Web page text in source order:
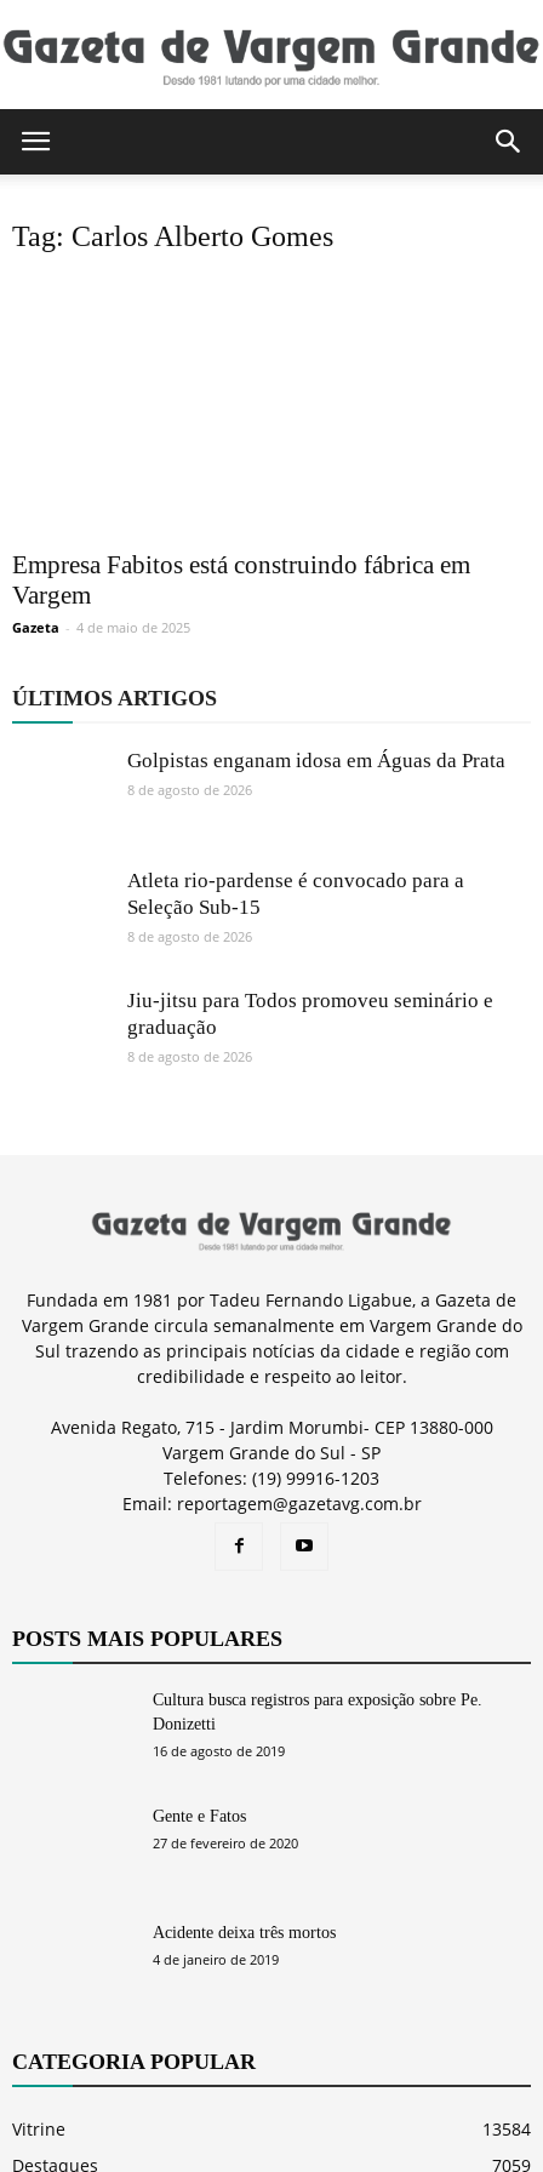
Tag: Carlos Alberto Gomes
Empresa Fabitos está construindo fábrica em
Vargem
Gazeta - 4 de maio de 2025
ÚLTIMOS ARTIGOS
Golpistas enganam idosa em Águas da Prata
8 de agosto de 2026
Atleta rio-pardense é convocado para a
Seleção Sub-15
8 de agosto de 2026
Jiu-jitsu para Todos promoveu seminário e
graduação
8 de agosto de 2026
Fundada em 1981 por Tadeu Fernando Ligabue, a Gazeta de
Vargem Grande circula semanalmente em Vargem Grande do
Sul trazendo as principais notícias da cidade e região com
credibilidade e respeito ao leitor.
Avenida Regato, 715 - Jardim Morumbi- CEP 13880-000
Vargem Grande do Sul - SP
Telefones: (19) 99916-1203
Email: reportagem@gazetavg.com.br
POSTS MAIS POPULARES
Cultura busca registros para exposição sobre Pe.
Donizetti
16 de agosto de 2019
Gente e Fatos
27 de fevereiro de 2020
Acidente deixa três mortos
4 de janeiro de 2019
CATEGORIA POPULAR
Vitrine
13584
Destaques
7059